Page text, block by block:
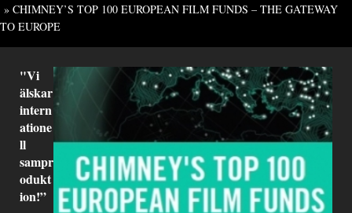
Du är här
» CHIMNEY’S TOP 100 EUROPEAN FILM FUNDS – THE GATEWAY
TO EUROPE
"Vi
älskar
intern
atione
ll
sampr
odukt
ion!”